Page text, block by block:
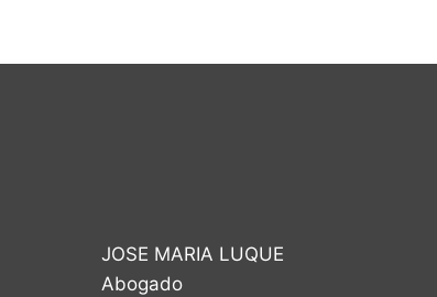
JOSE MARIA LUQUE
Abogado